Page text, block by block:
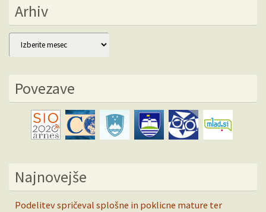
Arhiv
Arhiv
Povezave
Najnovejše
Podelitev spričeval splošne in poklicne mature ter